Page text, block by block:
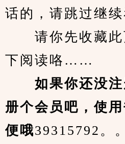
话的，请跳过继
请你先收藏此
下阅读咯……
如果你还没注
册个会员吧，使
便哦39315792。。